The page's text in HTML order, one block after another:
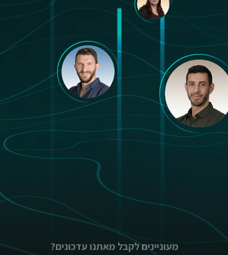
מעוניינים לקבל מאתנו עדכונים?